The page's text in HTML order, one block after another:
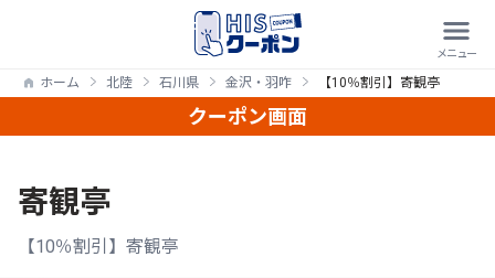
ホーム 北陸 石川県 金沢・羽咋 【10％割引】寄観亭
クーポン画面
寄観亭
【10％割引】寄観亭